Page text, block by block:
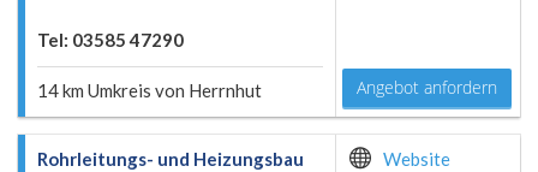
Tel: 03585 47290
14 km Umkreis von Herrnhut Angebot anfordern
Rohrleitungs- und Heizungsbau
Website